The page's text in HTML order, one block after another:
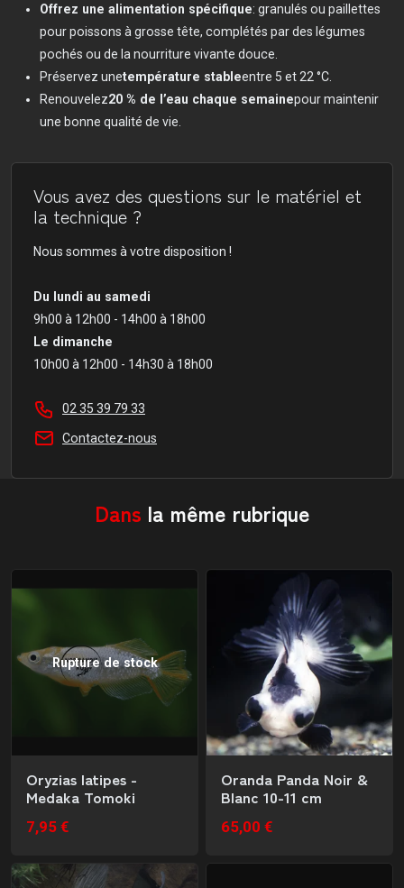
Offrez une alimentation spécifique: granulés ou paillettes
pour poissons à grosse tête, complétés par des légumes
pochés ou de la nourriture vivante douce.
Préservez unetempérature stableentre 5 et 22 °C.
Renouvelez20 % de l’eau chaque semainepour maintenir
une bonne qualité de vie.
Vous avez des questions sur le matériel et
la technique ?
Nous sommes à votre disposition !
Du lundi au samedi
9h00 à 12h00 - 14h00 à 18h00
Le dimanche
10h00 à 12h00 - 14h30 à 18h00
02 35 39 79 33
Contactez-nous
Dans la même rubrique
Rupture de stock
Oryzias latipes -
Medaka Tomoki
7,95 €
Oranda Panda Noir &
Blanc 10-11 cm
65,00 €